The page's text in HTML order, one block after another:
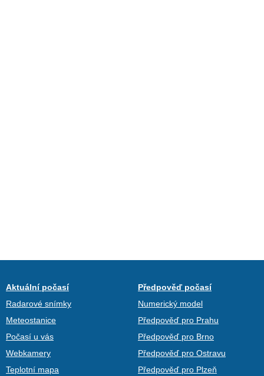
Aktuální počasí
Radarové snímky
Meteostanice
Počasí u vás
Webkamery
Teplotní mapa
Předpověď počasí
Numerický model
Předpověď pro Prahu
Předpověď pro Brno
Předpověď pro Ostravu
Předpověď pro Plzeň